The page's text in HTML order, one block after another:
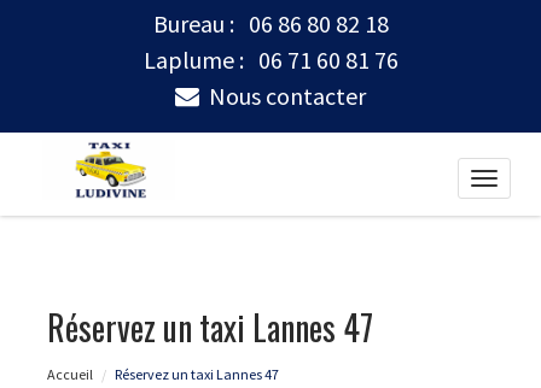
Bureau : 06 86 80 82 18
Laplume : 06 71 60 81 76
Nous contacter
Toggle
Réservez un taxi Lannes 47
Accueil Réservez un taxi Lannes 47